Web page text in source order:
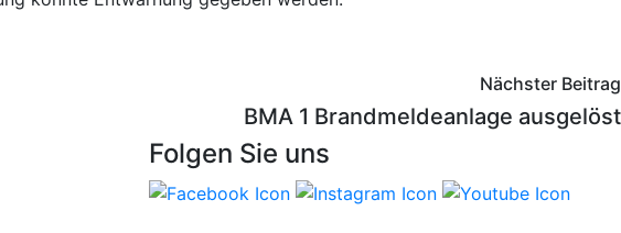
Nächster Beitrag
BMA 1 Brandmeldeanlage ausgelöst
Folgen Sie uns